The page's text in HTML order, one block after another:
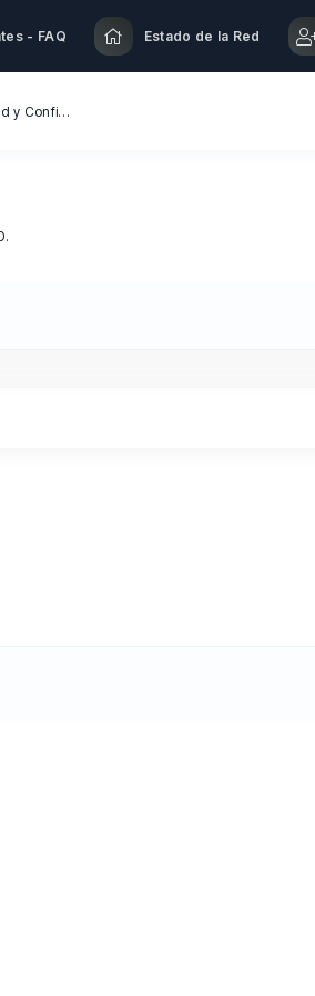
Soporte Garantizado con Protección de Datos: Seguridad y Confianza en Cada Paso | Cloud World ProX
- FAQ Estado de la Red